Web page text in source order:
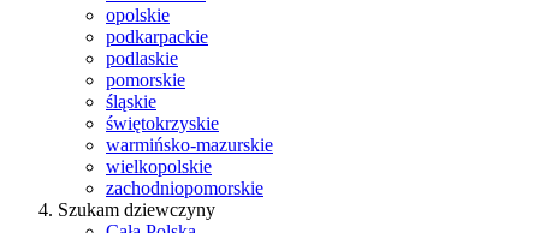
opolskie
podkarpackie
podlaskie
pomorskie
śląskie
świętokrzyskie
warmińsko-mazurskie
wielkopolskie
zachodniopomorskie
Szukam dziewczyny